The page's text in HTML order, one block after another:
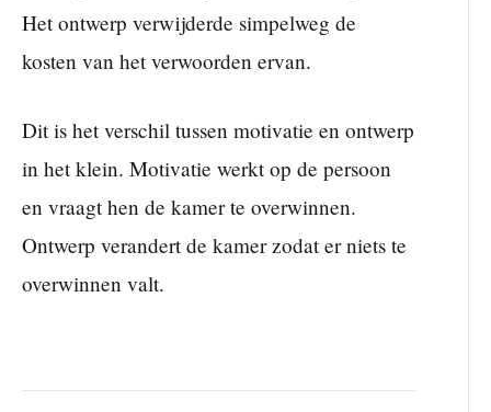
Het ontwerp verwijderde simpelweg de
kosten van het verwoorden ervan.
Dit is het verschil tussen motivatie en ontwerp
in het klein. Motivatie werkt op de persoon
en vraagt hen de kamer te overwinnen.
Ontwerp verandert de kamer zodat er niets te
overwinnen valt.